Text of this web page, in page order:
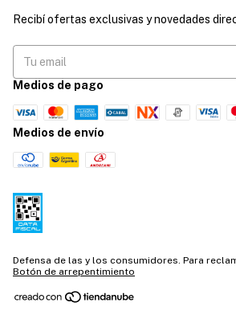
Recibí ofertas exclusivas y novedades
Medios de pago
Medios de envío
Defensa de las y los consumidores. Para
Botón de arrepentimiento